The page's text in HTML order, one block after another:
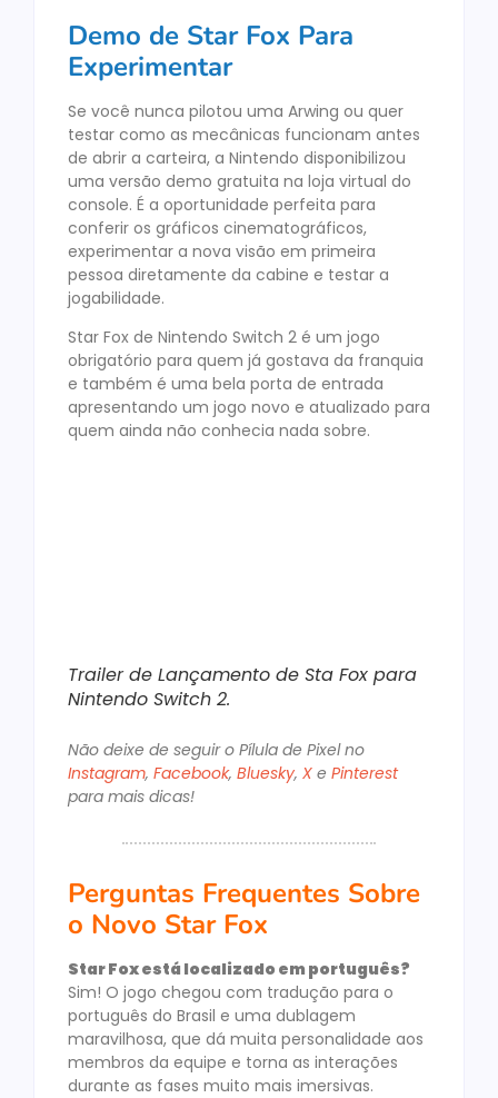
Demo de Star Fox Para
Experimentar
Se você nunca pilotou uma Arwing ou quer
testar como as mecânicas funcionam antes
de abrir a carteira, a Nintendo disponibilizou
uma versão demo gratuita na loja virtual do
console. É a oportunidade perfeita para
conferir os gráficos cinematográficos,
experimentar a nova visão em primeira
pessoa diretamente da cabine e testar a
jogabilidade.
Star Fox de Nintendo Switch 2 é um jogo
obrigatório para quem já gostava da franquia
e também é uma bela porta de entrada
apresentando um jogo novo e atualizado para
quem ainda não conhecia nada sobre.
Trailer de Lançamento de Sta Fox para
Nintendo Switch 2.
Não deixe de seguir o Pílula de Pixel no
Instagram, Facebook, Bluesky, X e Pinterest
para mais dicas!
Perguntas Frequentes Sobre
o Novo Star Fox
Star Fox está localizado em português?
Sim! O jogo chegou com tradução para o
português do Brasil e uma dublagem
maravilhosa, que dá muita personalidade aos
membros da equipe e torna as interações
durante as fases muito mais imersivas.